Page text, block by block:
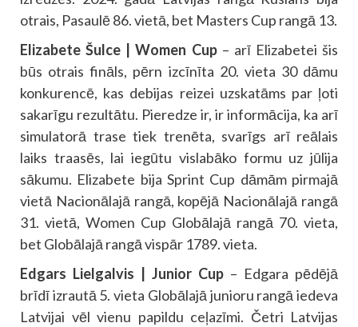
otrais, Pasaulē 86. vietā, bet Masters Cup rangā 13.
Elizabete Šulce | Women Cup– arī Elizabetei šis
būs otrais fināls, pērn izcīnīta 20. vieta 30 dāmu
konkurencē, kas debijas reizei uzskatāms par ļoti
sakarīgu rezultātu. Pieredze ir, ir informācija, ka arī
simulatorā trase tiek trenēta, svarīgs arī reālais
laiks traasēs, lai iegūtu vislabāko formu uz jūlija
sākumu. Elizabete bija Sprint Cup dāmām pirmajā
vietā Nacionālajā rangā, kopējā Nacionālajā rangā
31. vietā, Women Cup Globālajā rangā 70. vieta,
bet Globālajā rangā vispār 1789. vieta.
Edgars Lielgalvis | Junior Cup – Edgara pēdējā
brīdī izrautā 5. vieta Globālajā junioru rangā iedeva
Latvijai vēl vienu papildu ceļazīmi. Četri Latvijas